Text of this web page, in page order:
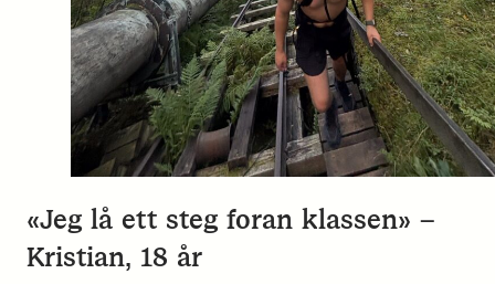
«Jeg lå ett steg foran klassen» –
Kristian, 18 år